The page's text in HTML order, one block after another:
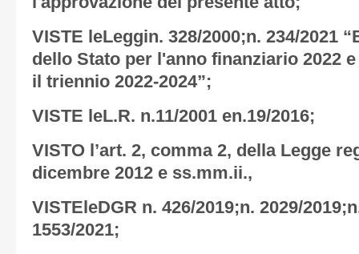
VISTE leLeggin. 328/2000;n. 234/2021
dello Stato per l'anno finanziario 2022
il triennio 2022-2024”;
VISTE leL.R. n.11/2001 en.19/2016;
VISTO l’art. 2, comma 2, della Legge
dicembre 2012 e ss.mm.ii.,
VISTEleDGR n. 426/2019;n. 2029/
1553/2021;